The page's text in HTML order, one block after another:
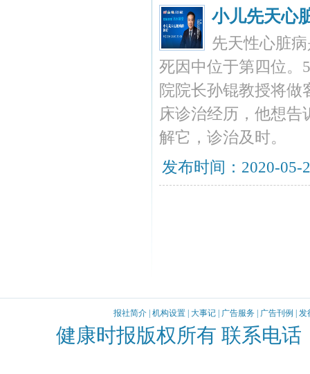
小儿先天心
先天性心脏
死因中位于第四位。
院院长孙锟教授将
床诊治经历，他想告
解它，诊治及时。
发布时间：2020-
报社简介 机构设置 大事记 广告服务 广告刊例 发
健康时报版权所有 联系电话